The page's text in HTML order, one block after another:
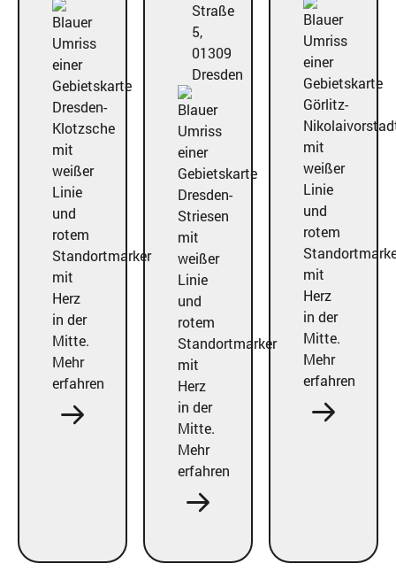
Mehr
erfahren
Straße
5,
01309
Dresden
Mehr
erfahren
Mehr
erfahren